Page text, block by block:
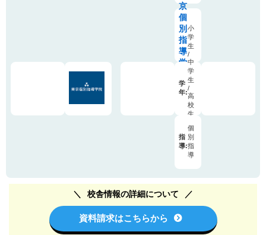
京
個
別
指
導
学
学
年:
小
学
生
/
中
学
生
/
高
校
生
既
卒
生
指
導:
個
別
指
導
校舎情報の詳細について
資料請求はこちらから